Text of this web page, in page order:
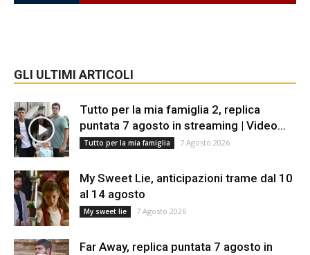
GLI ULTIMI ARTICOLI
Tutto per la mia famiglia 2, replica
puntata 7 agosto in streaming | Video...
Tutto per la mia famiglia 7 Agosto 2026
My Sweet Lie, anticipazioni trame dal 10
al 14 agosto
My sweet lie 7 Agosto 2026
Far Away, replica puntata 7 agosto in